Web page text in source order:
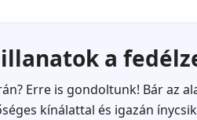
a
Erre is gondoltunk! Bár az
kínálattal és igazán